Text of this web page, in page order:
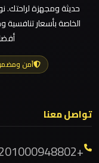
ليموزين مطار العالمين
ليموزين مطار العاصمة
ليموزين مصر الجديدة
ليموزين مرسيدس
ليموزين مرسيدس
ليموزين مرسي مطروح
العاصمة
الشمالي
ليموزين
حديثة ومجهزة لراحتك.
الخاصة بأسعار
آمن
تواصل معنا
+201000948802